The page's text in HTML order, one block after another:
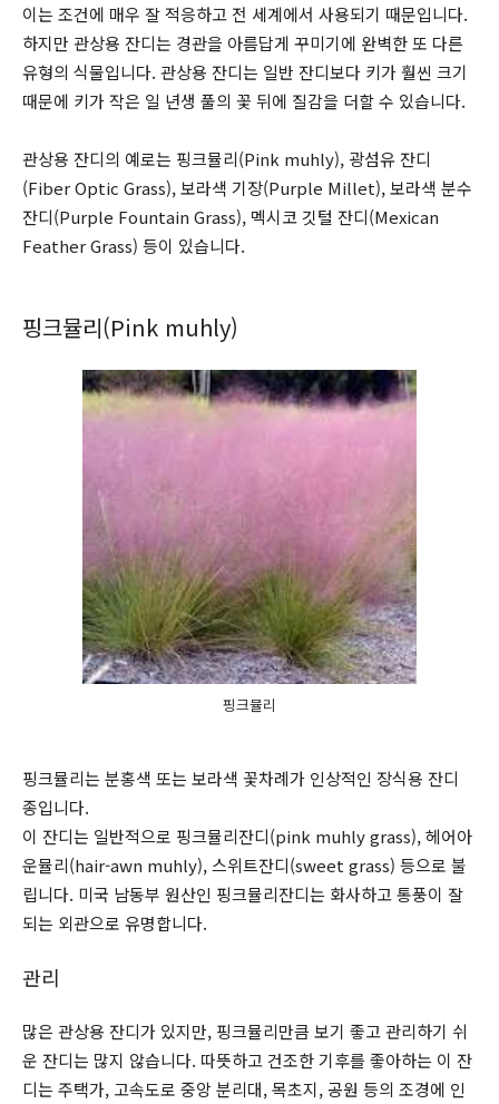
이는 조건에 매우 잘 적응하고 전 세계에서 사용되기 때문입니다.
하지만 관상용 잔디는 경관을 아름답게 꾸미기에 완벽한 또 다른
유형의 식물입니다. 관상용 잔디는 일반 잔디보다 키가 훨씬 크기
때문에 키가 작은 일 년생 풀의 꽃 뒤에 질감을 더할 수 있습니다.
관상용 잔디의 예로는 핑크뮬리(Pink muhly), 광섬유 잔디
(Fiber Optic Grass), 보라색 기장(Purple Millet), 보라색 분수
잔디(Purple Fountain Grass), 멕시코 깃털 잔디(Mexican
Feather Grass) 등이 있습니다.
핑크뮬리(Pink muhly)
핑크뮬리
핑크뮬리는 분홍색 또는 보라색 꽃차례가 인상적인 장식용 잔디
종입니다.
이 잔디는 일반적으로 핑크뮬리잔디(pink muhly grass), 헤어아
운뮬리(hair-awn muhly), 스위트잔디(sweet grass) 등으로 불
립니다. 미국 남동부 원산인 핑크뮬리잔디는 화사하고 통풍이 잘
되는 외관으로 유명합니다.
관리
많은 관상용 잔디가 있지만, 핑크뮬리만큼 보기 좋고 관리하기 쉬
운 잔디는 많지 않습니다. 따뜻하고 건조한 기후를 좋아하는 이 잔
디는 주택가, 고속도로 중앙 분리대, 목초지, 공원 등의 조경에 인